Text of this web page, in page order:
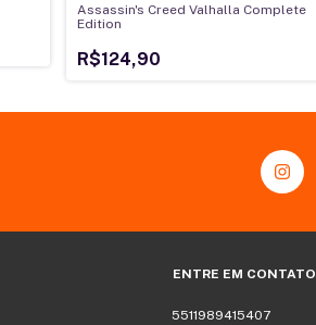
Assassin's Creed Valhalla Complete
Edition
R$124,90
ENTRE EM CONTATO
5511989415407